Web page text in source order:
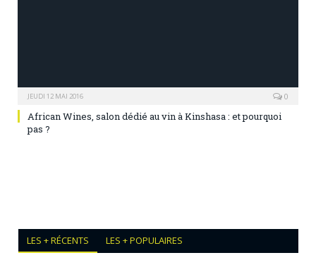
JEUDI 12 MAI 2016 0
African Wines, salon dédié au vin à Kinshasa : et pourquoi
pas ?
LES + RÉCENTS LES + POPULAIRES